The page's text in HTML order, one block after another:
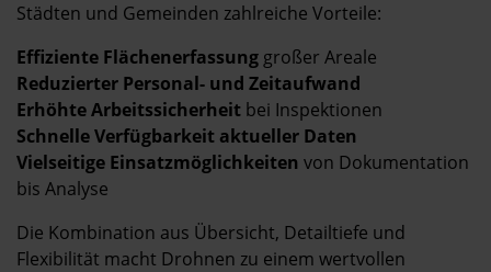
Städten und Gemeinden zahlreiche Vorteile:
Effiziente Flächenerfassung großer Areale
Reduzierter Personal- und Zeitaufwand
Erhöhte Arbeitssicherheit bei Inspektionen
Schnelle Verfügbarkeit aktueller Daten
Vielseitige Einsatzmöglichkeiten von Dokumentation
bis Analyse
Die Kombination aus Übersicht, Detailtiefe und
Flexibilität macht Drohnen zu einem wertvollen